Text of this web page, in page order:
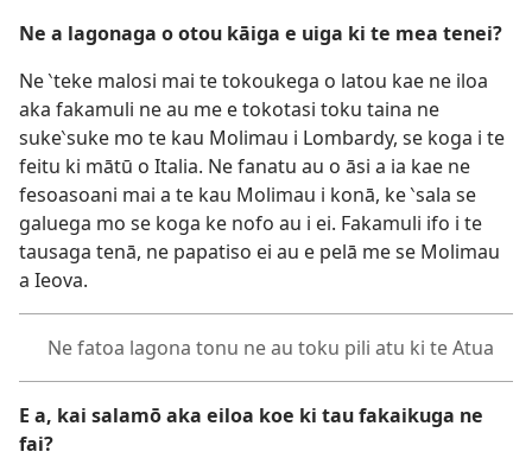
Ne a lagonaga o otou kāiga e uiga ki te mea tenei?
Ne ‵teke malosi mai te tokoukega o latou kae ne iloa
aka fakamuli ne au me e tokotasi toku taina ne
suke‵suke mo te kau Molimau i Lombardy, se koga i te
feitu ki mātū o Italia. Ne fanatu au o āsi a ia kae ne
fesoasoani mai a te kau Molimau i konā, ke ‵sala se
galuega mo se koga ke nofo au i ei. Fakamuli ifo i te
tausaga tenā, ne papatiso ei au e pelā me se Molimau
a Ieova.
Ne fatoa lagona tonu ne au toku pili atu ki te Atua
E a, kai salamō aka eiloa koe ki tau fakaikuga ne
fai?